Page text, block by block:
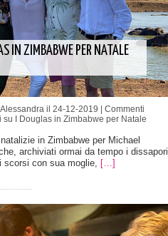
IN ZIMBABWE PER NATALE
il 24-12-2019 | Commenti
su I Douglas in Zimbabwe per Natale
in Zimbabwe per Michael
archiviati ormai da tempo i dissapori
scorsi con sua moglie, […]